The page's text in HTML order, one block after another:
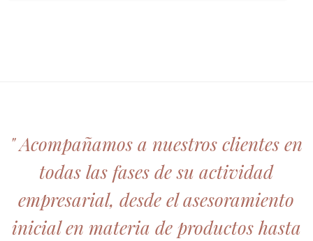
" Acompañamos a nuestros clientes en
todas las fases de su actividad
empresarial, desde el asesoramiento
inicial en materia de productos hasta